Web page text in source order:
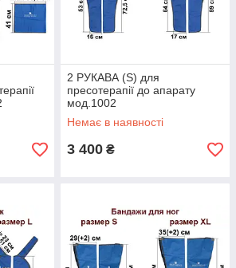
2 РУКАВА (S) для
пресотерапії до апарату
мод.1002
Немає в наявності
3 400 ₴